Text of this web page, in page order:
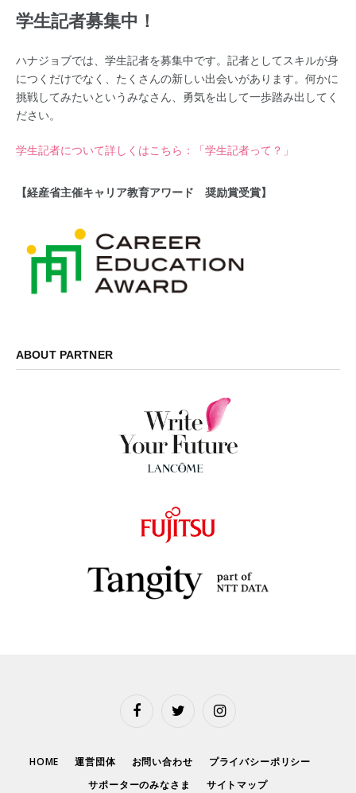
学生記者募集中！
ハナジョブでは、学生記者を募集中です。記者としてスキルが身
につくだけでなく、たくさんの新しい出会いがあります。何かに
挑戦してみたいというみなさん、勇気を出して一歩踏み出してく
ださい。
学生記者について詳しくはこちら：「学生記者って？」
【経産省主催キャリア教育アワード 奨励賞受賞】
ABOUT PARTNER
FacebookTwitter Instagram
HOME 運営団体 お問い合わせ
プライバシーポリシー
サポーターのみなさま
サイトマップ